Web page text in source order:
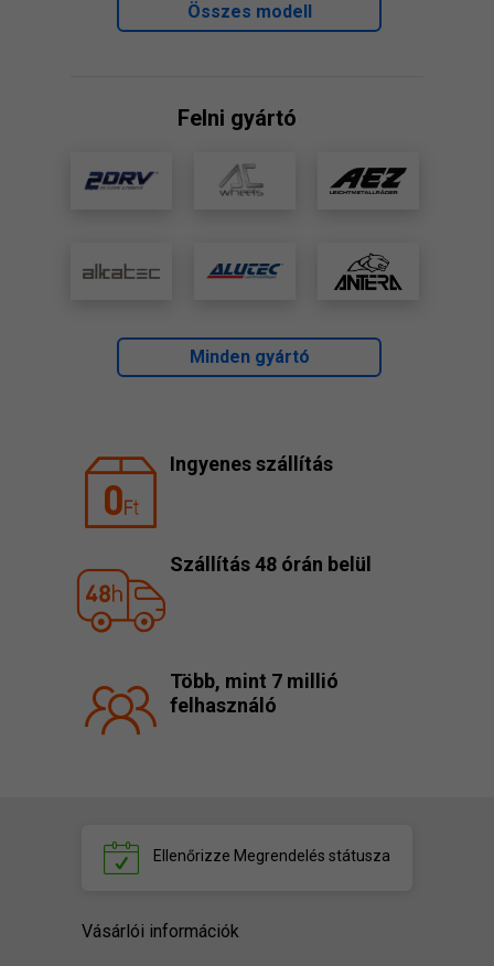
Összes modell
Felni gyártó
Minden gyártó
Ingyenes szállítás
Szállítás 48 órán belül
Több, mint 7 millió
felhasználó
Ellenőrizze Megrendelés státusza
Vásárlói információk